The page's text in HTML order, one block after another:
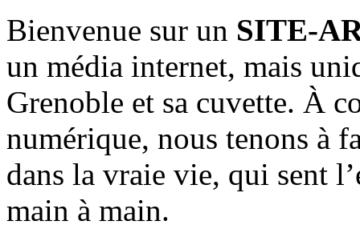
Bienvenue sur un SITE-
un média internet, mais
Grenoble et sa cuvette. À
numérique, nous tenons à
dans la vraie vie, qui sent
main à main.